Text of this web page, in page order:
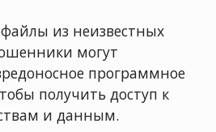
из неизвестных
могут
программное
получить доступ к
и данным.